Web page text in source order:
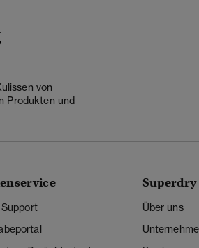
von
Produkten und
Über uns